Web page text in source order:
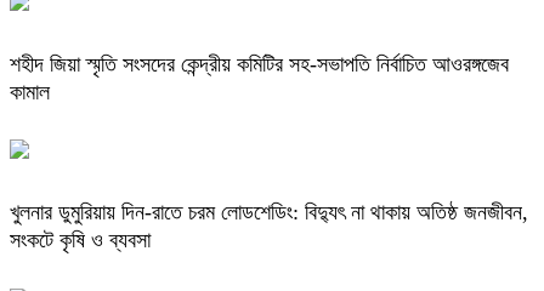
শহীদ জিয়া স্মৃতি সংসদের কেন্দ্রীয় কমিটির সহ-সভাপতি নির্বাচিত আওরঙ্গজেব
কামাল
খুলনার ডুমুরিয়ায় দিন-রাতে চরম লোডশেডিং: বিদ্যুৎ না থাকায় অতিষ্ঠ জনজীবন,
সংকটে কৃষি ও ব্যবসা